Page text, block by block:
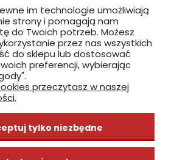
zobacz, jak dojechać
INFORMACJE
ZAKUPY
im technologie umożliwiają
strony i pomagają nam
do Twoich potrzeb. Możesz
przez nas wszystkich
do sklepu lub dostosować
preferencji, wybierając
przeczytasz w naszej
tylko niezbędne